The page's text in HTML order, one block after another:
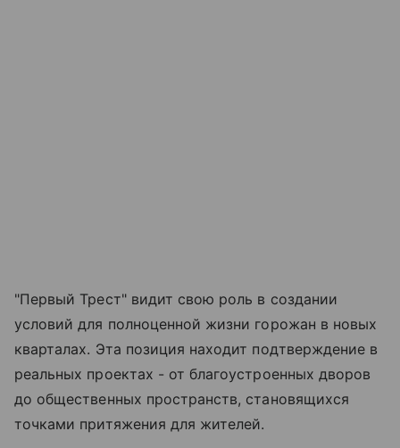
"Первый Трест" видит свою роль в создании
условий для полноценной жизни горожан в новых
кварталах. Эта позиция находит подтверждение в
реальных проектах - от благоустроенных дворов
до общественных пространств, становящихся
точками притяжения для жителей.